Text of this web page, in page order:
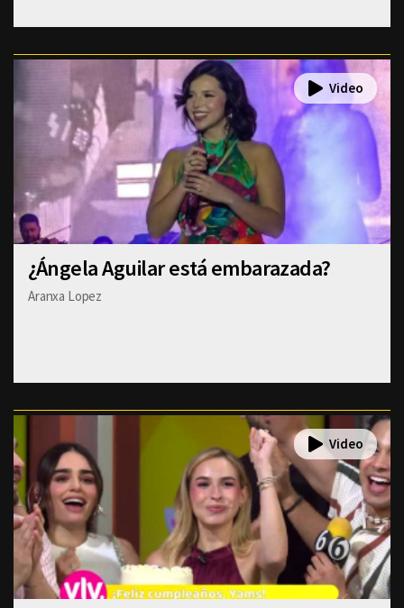
¿Ángela Aguilar está embarazada?
Aranxa Lopez